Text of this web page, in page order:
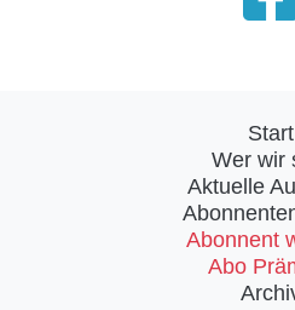
Start
Wer wir
Aktuelle
Abonnent
Abo